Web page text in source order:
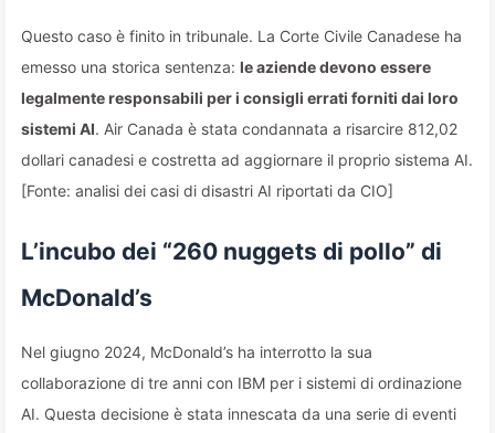
Questo caso è finito in tribunale. La Corte Civile Canadese ha
emesso una storica sentenza: le aziende devono essere
legalmente responsabili per i consigli errati forniti dai loro
sistemi AI. Air Canada è stata condannata a risarcire 812,02
dollari canadesi e costretta ad aggiornare il proprio sistema AI.
[Fonte: analisi dei casi di disastri AI riportati da CIO]
L’incubo dei “260 nuggets di pollo” di
McDonald’s
Nel giugno 2024, McDonald’s ha interrotto la sua
collaborazione di tre anni con IBM per i sistemi di ordinazione
AI. Questa decisione è stata innescata da una serie di eventi